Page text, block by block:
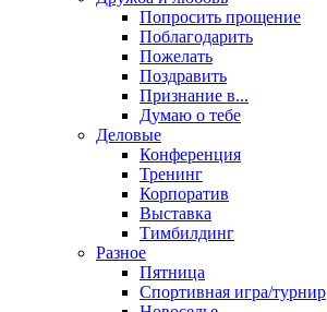
Попросить прощение
Поблагодарить
Пожелать
Поздравить
Признание в...
Думаю о тебе
Деловые
Конференция
Тренинг
Корпоратив
Выставка
Тимбилдинг
Разное
Пятница
Спортивная игра/турнир